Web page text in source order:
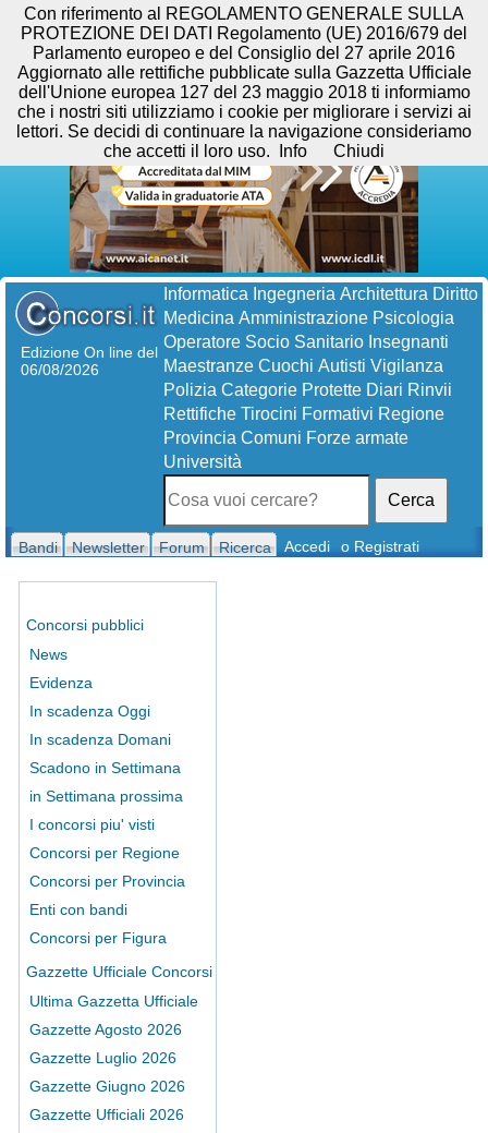
Edizione On line del
06/08/2026
Informatica Ingegneria Architettura Diritto
Medicina Amministrazione Psicologia
Operatore Socio Sanitario Insegnanti
Maestranze Cuochi Autisti Vigilanza
Polizia Categorie Protette Diari Rinvii
Rettifiche Tirocini Formativi Regione
Provincia Comuni Forze armate
Università
Cerca
Bandi Newsletter Forum Ricerca Accedi o Registrati
Concorsi pubblici
News
Evidenza
In scadenza Oggi
In scadenza Domani
Scadono in Settimana
in Settimana prossima
I concorsi piu' visti
Concorsi per Regione
Concorsi per Provincia
Enti con bandi
Concorsi per Figura
Gazzette Ufficiale Concorsi
Ultima Gazzetta Ufficiale
Gazzette Agosto 2026
Gazzette Luglio 2026
Gazzette Giugno 2026
Gazzette Ufficiali 2026
Con riferimento al REGOLAMENTO GENERALE SULLA
PROTEZIONE DEI DATI Regolamento (UE) 2016/679 del
Parlamento europeo e del Consiglio del 27 aprile 2016
Aggiornato alle rettifiche pubblicate sulla Gazzetta Ufficiale
dell'Unione europea 127 del 23 maggio 2018 ti informiamo
che i nostri siti utilizziamo i cookie per migliorare i servizi ai
lettori. Se decidi di continuare la navigazione consideriamo
che accetti il loro uso.
Info Chiudi